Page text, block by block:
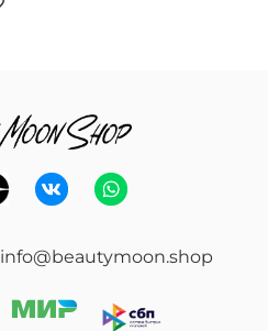
info@beautymoon.shop